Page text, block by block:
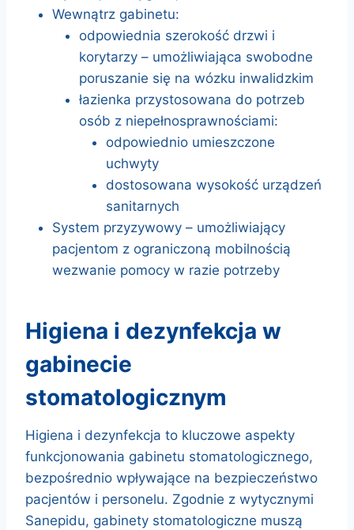
Wewnątrz gabinetu:
odpowiednia szerokość drzwi i
korytarzy – umożliwiająca swobodne
poruszanie się na wózku inwalidzkim
łazienka przystosowana do potrzeb
osób z niepełnosprawnościami:
odpowiednio umieszczone
uchwyty
dostosowana wysokość urządzeń
sanitarnych
System przyzywowy – umożliwiający
pacjentom z ograniczoną mobilnością
wezwanie pomocy w razie potrzeby
higiena i dezynfekcja w
gabinecie
stomatologicznym
Higiena i dezynfekcja to kluczowe aspekty
funkcjonowania gabinetu stomatologicznego,
bezpośrednio wpływające na bezpieczeństwo
pacjentów i personelu. Zgodnie z wytycznymi
Sanepidu, gabinety stomatologiczne muszą